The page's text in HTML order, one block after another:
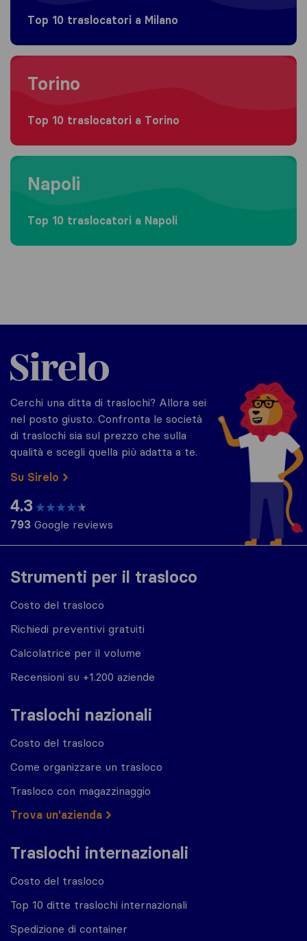
Top 10 traslocatori a Milano
Moving to Torino
Torino
Top 10 traslocatori a Torino
Moving to Napoli
Napoli
Top 10 traslocatori a Napoli
Strumenti per il trasloco
Costo del trasloco
Richiedi preventivi gratuiti
Calcolatrice per il volume
Recensioni su +1.200 aziende
Traslochi nazionali
Costo del trasloco
Come organizzare un trasloco
Trasloco con magazzinaggio
Trova un'azienda
Traslochi internazionali
Costo del trasloco
Top 10 ditte traslochi internazionali
Spedizione di container
Sirelo.it
Cerchi una ditta di traslochi? Allora sei
nel posto giusto. Confronta le società
di traslochi sia sul prezzo che sulla
qualità e scegli quella più adatta a te.
Su Sirelo
4.3
793 Google reviews